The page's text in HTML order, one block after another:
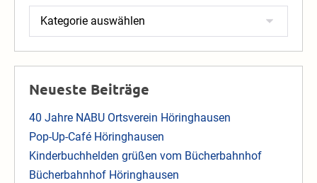
Kategorien
Neueste Beiträge
40 Jahre NABU Ortsverein Höringhausen
Pop-Up-Café Höringhausen
Kinderbuchhelden grüßen vom Bücherbahnhof
Bücherbahnhof Höringhausen